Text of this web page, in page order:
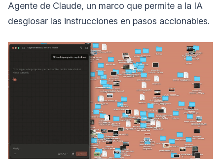
Agente de Claude, un marco que permite a la IA
desglosar las instrucciones en pasos accionables.